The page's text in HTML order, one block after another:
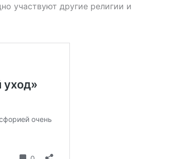
участвуют другие религии и